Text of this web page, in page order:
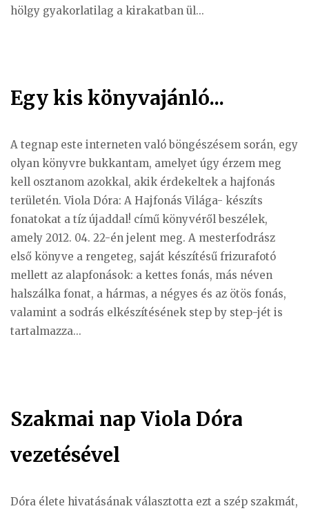
hölgy gyakorlatilag a kirakatban ül...
Egy kis könyvajánló...
A tegnap este interneten való böngészésem során, egy
olyan könyvre bukkantam, amelyet úgy érzem meg
kell osztanom azokkal, akik érdekeltek a hajfonás
területén. Viola Dóra: A Hajfonás Világa- készíts
fonatokat a tíz újaddal! című könyvéről beszélek,
amely 2012. 04. 22-én jelent meg. A mesterfodrász
első könyve a rengeteg, saját készítésű frizurafotó
mellett az alapfonások: a kettes fonás, más néven
halszálka fonat, a hármas, a négyes és az ötös fonás,
valamint a sodrás elkészítésének step by step-jét is
tartalmazza...
Szakmai nap Viola Dóra
vezetésével
Dóra élete hivatásának választotta ezt a szép szakmát,